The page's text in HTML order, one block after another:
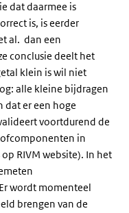
dat daarmee is
is, is eerder
al. dan een
conclusie deelt het
klein is wil niet
alle kleine bijdragen
dat er een hoge
voortdurend de
in
RIVM website). In het
wordt momenteel
brengen van de